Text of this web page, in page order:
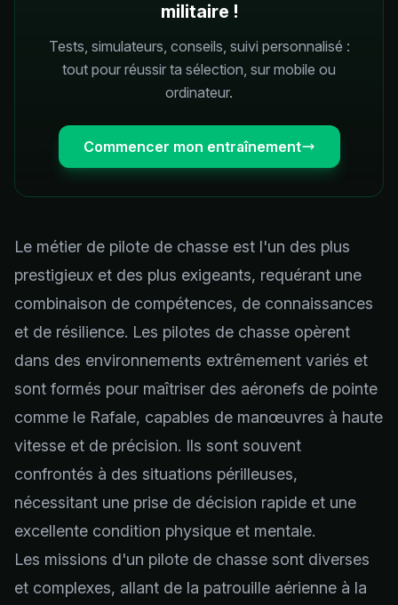
militaire !
Tests, simulateurs, conseils, suivi personnalisé :
tout pour réussir ta sélection, sur mobile ou
ordinateur.
Commencer mon entraînement
Le métier de pilote de chasse est l'un des plus
prestigieux et des plus exigeants, requérant une
combinaison de compétences, de connaissances
et de résilience. Les pilotes de chasse opèrent
dans des environnements extrêmement variés et
sont formés pour maîtriser des aéronefs de pointe
comme le Rafale, capables de manœuvres à haute
vitesse et de précision. Ils sont souvent
confrontés à des situations périlleuses,
nécessitant une prise de décision rapide et une
excellente condition physique et mentale.
Les missions d'un pilote de chasse sont diverses
et complexes, allant de la patrouille aérienne à la